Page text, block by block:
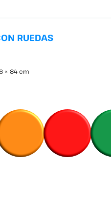
RUEDAS
× 84 cm